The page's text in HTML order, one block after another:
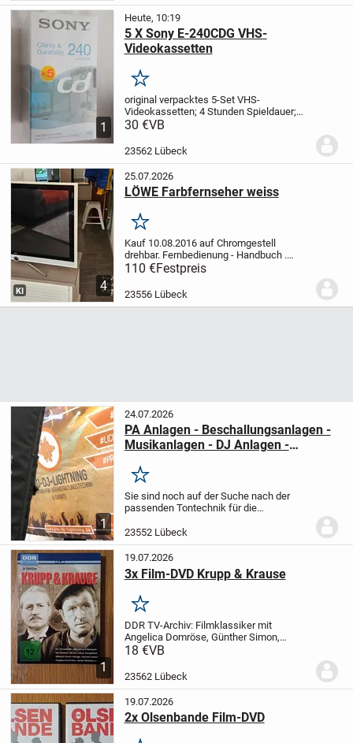
1
Heute, 10:19
5 X Sony E-240CDG VHS-
Videokassetten
Merken
original verpacktes 5-Set VHS-
Videokassetten; 4 Stunden Spieldauer;
nur Abholung;
30 €VB
23562 Lübeck
4
KI
25.07.2026
LÖWE Farbfernseher weiss
Merken
Kauf 10.08.2016 auf Chromgestell
drehbar. Fernbedienung - Handbuch .
Vollfunktionsfähig - TV Kabelanschluss
110 €Festpreis
23556 Lübeck
1
24.07.2026
PA Anlagen - Beschallungsanlagen -
Musikanlagen - DJ Anlagen -
Merken
Sie sind noch auf der Suche nach der
passenden Tontechnik für die
uns finden Sie Tontechnik
maßgeschneidert auf Ihre Veranstaltung.
Ob Lautsprecher, PA...
23552 Lübeck
1
19.07.2026
3x Film-DVD Krupp & Krause
Merken
DDR TV-Archiv: Filmklassiker mit
Angelica Domröse, Günther Simon,
Jaecki Schwarz, Heinz Thiel, Horst
Junghans, Lissy Tempelhof, Hannjo
Hasse;sehr guter Zustand, wenig...
18 €VB
23562 Lübeck
19.07.2026
2x Olsenbande Film-DVD